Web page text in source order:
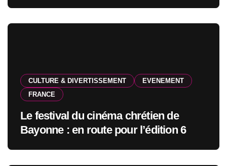
CULTURE & DIVERTISSEMENT
EVENEMENT
FRANCE
Le festival du cinéma chrétien de
Bayonne : en route pour l’édition 6